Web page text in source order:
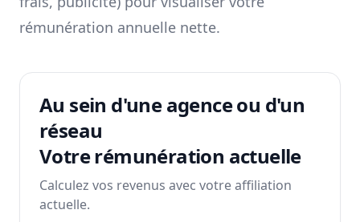
rémunération annuelle nette.
Au sein d'une agence ou d'un
réseau
Votre rémunération actuelle
Calculez vos revenus avec votre affiliation
actuelle.